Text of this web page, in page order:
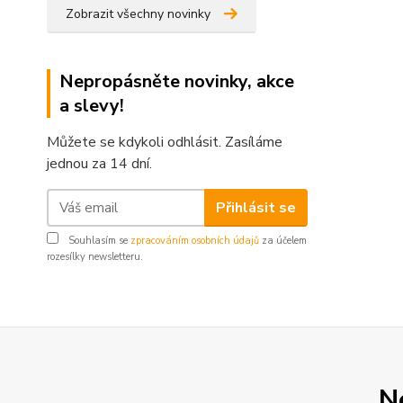
Zobrazit všechny novinky
Nepropásněte novinky, akce
a slevy!
Můžete se kdykoli odhlásit. Zasíláme
jednou za 14 dní.
Přihlásit se
Souhlasím se zpracováním osobních údajů za účelem
rozesílky newsletteru.